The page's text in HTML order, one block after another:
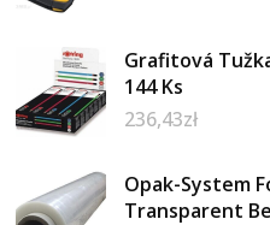
Grafitová
144 Ks
236,43zł
Opak-System
Transparent